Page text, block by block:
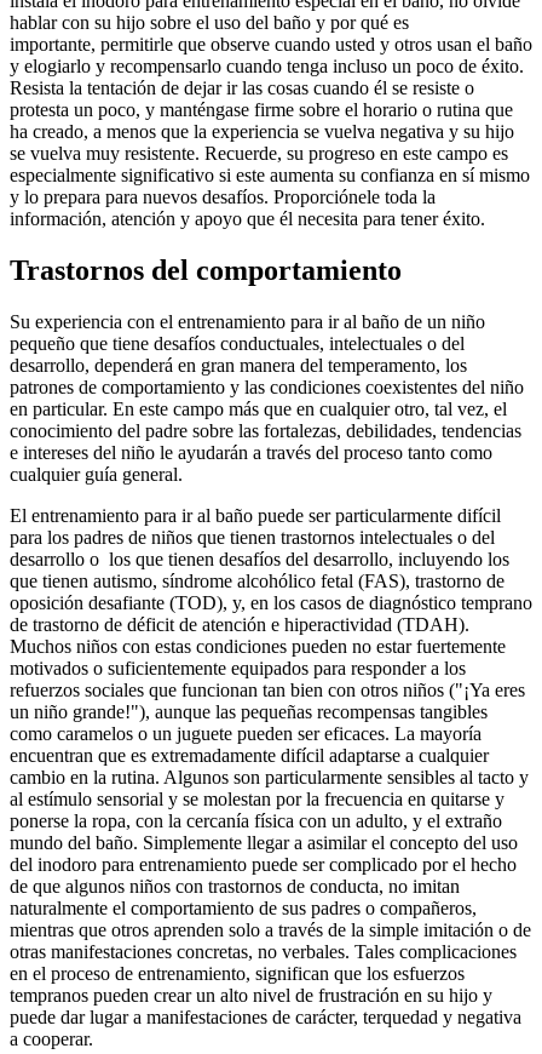
hablar con su hijo sobre el uso del baño y por qué es
importante, permitirle que observe cuando usted y otros usan el baño
y elogiarlo y recompensarlo cuando tenga incluso un poco de éxito.
Resista la tentación de dejar ir las cosas cuando él se resiste o
protesta un poco, y manténgase firme sobre el horario o rutina que
ha creado, a menos que la experiencia se vuelva negativa y su hijo
se vuelva muy resistente. Recuerde, su progreso en este campo es
especialmente significativo si este aumenta su confianza en sí mismo
y lo prepara para nuevos desafíos. Proporciónele toda la
información, atención y apoyo que él necesita para tener éxito.
Trastornos del comportamiento
Su experiencia con el entrenamiento para ir al baño de un niño
pequeño que tiene desafíos conductuales, intelectuales o del
desarrollo, dependerá en gran manera del temperamento, los
patrones de comportamiento y las condiciones coexistentes del niño
en particular. En este campo más que en cualquier otro, tal vez, el
conocimiento del padre sobre las fortalezas, debilidades, tendencias
e intereses del niño le ayudarán a través del proceso tanto como
cualquier guía general.
El entrenamiento para ir al baño puede ser particularmente difícil
para los padres de niños que tienen trastornos intelectuales o del
desarrollo o los que tienen desafíos del desarrollo, incluyendo los
que tienen autismo, síndrome alcohólico fetal (FAS), trastorno de
oposición desafiante (TOD), y, en los casos de diagnóstico temprano
de trastorno de déficit de atención e hiperactividad (TDAH).
Muchos niños con estas condiciones pueden no estar fuertemente
motivados o suficientemente equipados para responder a los
refuerzos sociales que funcionan tan bien con otros niños ("¡Ya eres
un niño grande!"), aunque las pequeñas recompensas tangibles
como caramelos o un juguete pueden ser eficaces. La mayoría
encuentran que es extremadamente difícil adaptarse a cualquier
cambio en la rutina. Algunos son particularmente sensibles al tacto y
al estímulo sensorial y se molestan por la frecuencia en quitarse y
ponerse la ropa, con la cercanía física con un adulto, y el extraño
mundo del baño. Simplemente llegar a asimilar el concepto del uso
del inodoro para entrenamiento puede ser complicado por el hecho
de que algunos niños con trastornos de conducta, no imitan
naturalmente el comportamiento de sus padres o compañeros,
mientras que otros aprenden solo a través de la simple imitación o de
otras manifestaciones concretas, no verbales. Tales complicaciones
en el proceso de entrenamiento, significan que los esfuerzos
tempranos pueden crear un alto nivel de frustración en su hijo y
puede dar lugar a manifestaciones de carácter, terquedad y negativa
a cooperar.